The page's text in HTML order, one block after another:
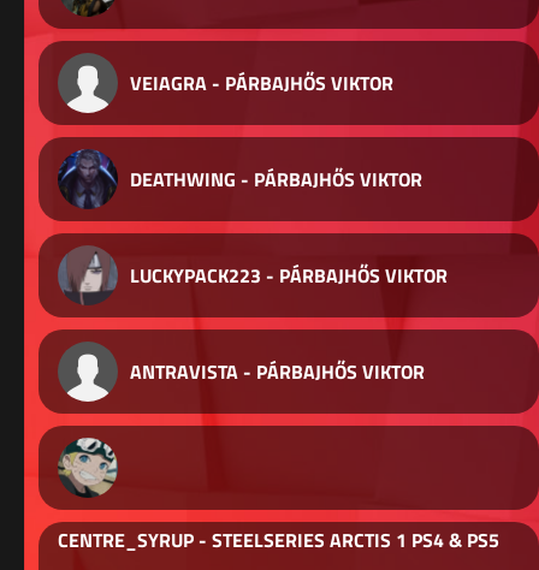
VEIAGRA - PÁRBAJHŐS VIKTOR
DEATHWING - PÁRBAJHŐS VIKTOR
LUCKYPACK223 - PÁRBAJHŐS VIKTOR
ANTRAVISTA - PÁRBAJHŐS VIKTOR
CENTRE_SYRUP - STEELSERIES ARCTIS 1 PS4 & PS5